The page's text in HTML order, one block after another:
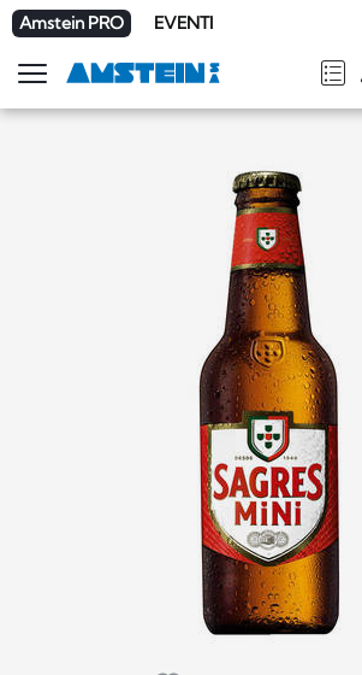
Amstein PRO EVENTI
FRDEENIT
Mostra
la